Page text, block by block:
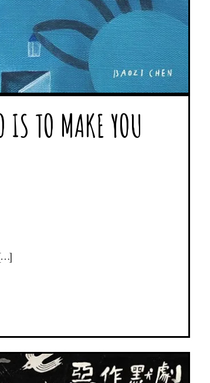
MAKE YOU